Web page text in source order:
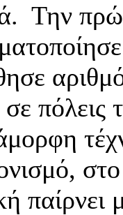
Την
παίρνει